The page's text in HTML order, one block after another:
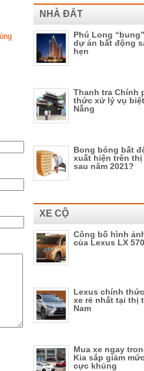
NHÀ ĐẤT
Phú Long
dự án bất động
hẹn
Thanh tra Chính
thức xử lý vụ
Nẵng
Bong bóng bất
xuất hiện trên
sau năm 2021?
XE CỘ
Công bố hình
của Lexus LX
Lexus chính
xe rẻ nhất tại thị
Nam
Mua xe ngay
Kia sắp giảm
cực khủng